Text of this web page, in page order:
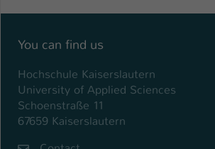
You can find us
Hochschule Kaiserslautern
University of Applied Sciences
Schoenstraße 11
67659 Kaiserslautern
Name be_typo_user
Anbieter TYPO3
Laufzeit 1 Tag
Zweck
Dieser Cookie teilt der
ein Besucher im Typo3-